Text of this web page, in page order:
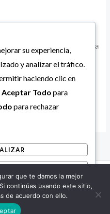
bonita amando al
José Félix Ribas en Mara
Bolivariana de Mara.
su experiencia,
y analizar el tráfico.
haciendo clic en
Aceptar Todo para
para rechazar
TODO
que te damos la mejor
continúas usando este sitio,
de acuerdo con ello.